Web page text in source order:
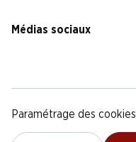
Médias sociaux
Paramétrage des cookies
Déclaration de